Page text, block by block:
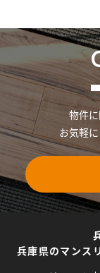
物件
お気軽
兵庫県のマンス